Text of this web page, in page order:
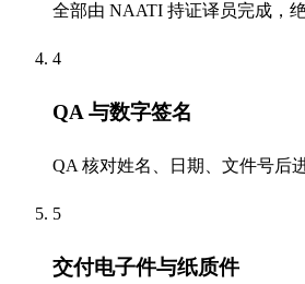
全部由 NAATI 持证译员完成，绝
4
QA 与数字签名
QA 核对姓名、日期、文件号后
5
交付电子件与纸质件